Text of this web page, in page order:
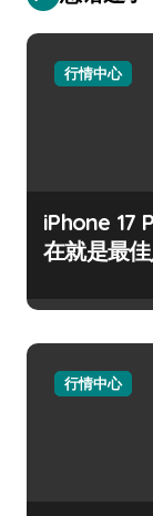
行情中心
iPhone 17
在就是最
行情中心